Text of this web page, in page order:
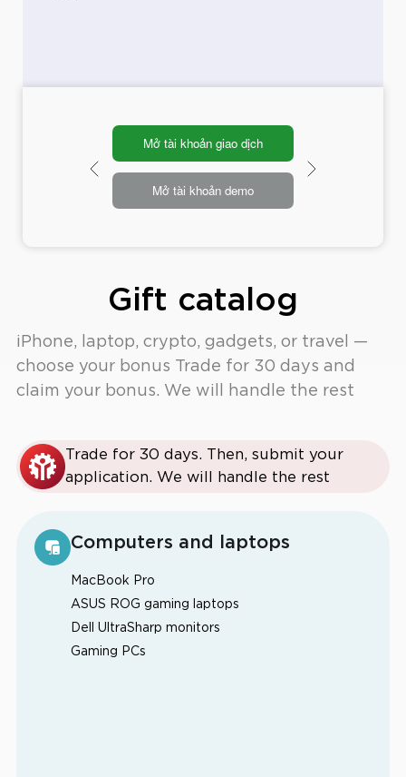
Mở tài khoản giao dịch
Mở tài khoản demo
Gift catalog
iPhone, laptop, crypto, gadgets, or travel —
choose your bonus Trade for 30 days and
claim your bonus. We will handle the rest
Trade for 30 days. Then, submit your
application. We will handle the rest
Computers and laptops
MacBook Pro
ASUS ROG gaming laptops
Dell UltraSharp monitors
Gaming PCs